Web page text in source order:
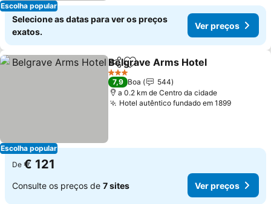
Escolha popular
Selecione as datas para ver os preços
exatos.
Ver preços
Escolha popular
PartilharAdicionar aos favoritos
Belgrave Arms Hotel
3 Estrelas
7,9 Boa
544
a 0.2 km de Centro da cidade
Hotel autêntico fundado em 1899
De € 121
Consulte os preços de 7 sites Ver preços